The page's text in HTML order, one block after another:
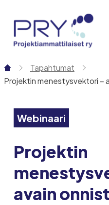
sisältöön
Tapahtumat
Projektin menestysvektori –
Webinaari
Projektin
avain